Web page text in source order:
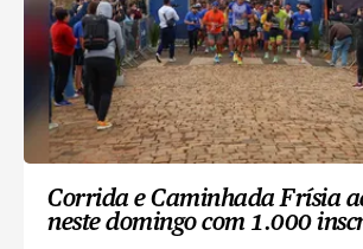
Corrida e Caminhada Frísia
neste domingo com 1.000